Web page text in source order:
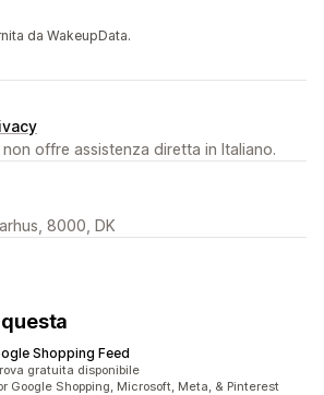
da WakeupData.
offre assistenza diretta in Italiano.
8000, DK
Shopping Feed
totaligratuita disponibile
Google Shopping, Microsoft, Meta, & Pinterest